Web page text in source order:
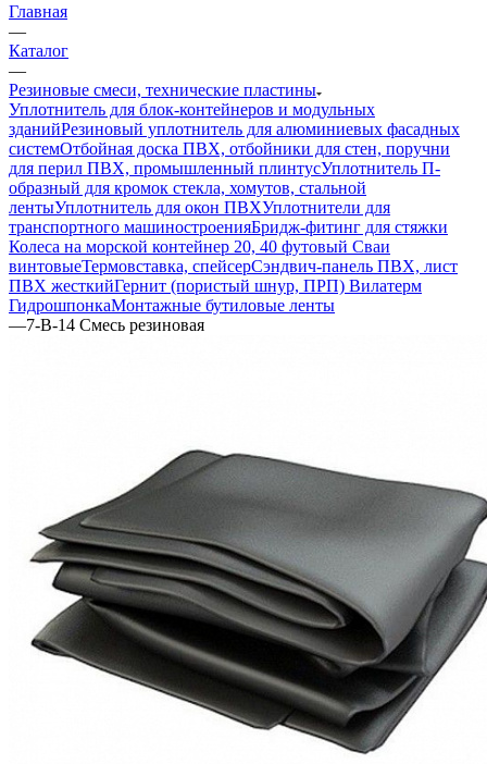
Главная
—
Каталог
—
Резиновые смеси, технические пластины
Уплотнитель для блок-контейнеров и модульных
зданийРезиновый уплотнитель для алюминиевых фасадных
системОтбойная доска ПВХ, отбойники для стен, поручни
для перил ПВХ, промышленный плинтусУплотнитель П-
образный для кромок стекла, хомутов, стальной
лентыУплотнитель для окон ПВХУплотнители для
транспортного машиностроенияБридж-фитинг для стяжки
Колеса на морской контейнер 20, 40 футовый Сваи
винтовыеТермовставка, спейсерСэндвич-панель ПВХ, лист
ПВХ жесткийГернит (пористый шнур, ПРП) Вилатерм
ГидрошпонкаМонтажные бутиловые ленты
—7-В-14 Смесь резиновая